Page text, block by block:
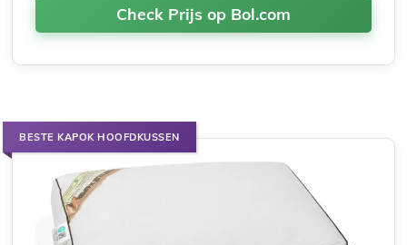
Check Prijs op Bol.com
BESTE KAPOK HOOFDKUSSEN